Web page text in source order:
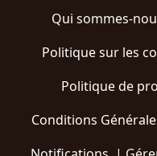
Qui sommes-
Politique sur les
Politique de
Conditions